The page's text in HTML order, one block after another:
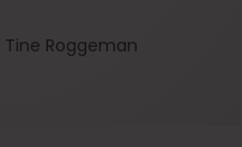
Tine Roggeman